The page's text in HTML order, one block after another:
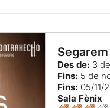
Des de: 3
Fins: 5 de
Fins: 05/11/
Sala Fènix